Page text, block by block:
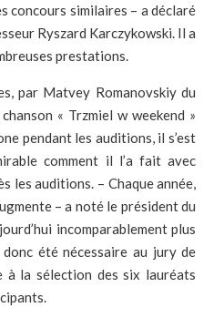
concours similaires – a déclaré
Ryszard Karczykowski. Il a
prestations.
par Matvey Romanovskiy du
« Trzmiel w weekend »
pendant les auditions, il s’est
comment il l’a fait avec
les auditions. – Chaque année,
– a noté le président du
incomparablement plus
été nécessaire au jury de
à la sélection des six lauréats